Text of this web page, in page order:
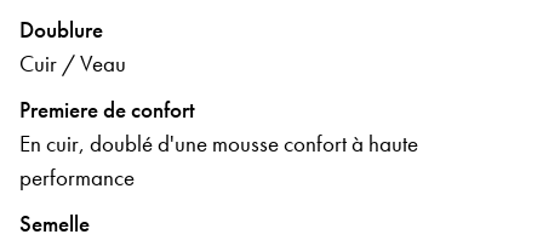
Doublure
Cuir / Veau
Premiere de confort
En cuir, doublé d'une mousse confort à haute
performance
Semelle